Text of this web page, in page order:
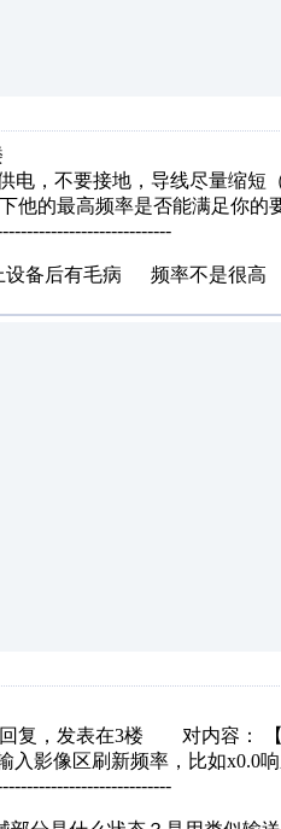
，不要接地，导线尽量缩短
他的最高频率是否能满足你
设备后有毛病 频率不是很高
，发表在3楼 对内容： 【
入影像区刷新频率，比如x0.0